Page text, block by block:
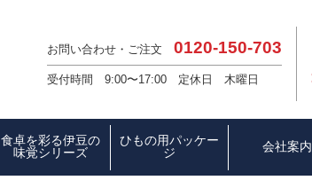
お問い合わせ・ご注文 0120-150-703
受付時間 9:00〜17:00 定休日 木曜日
食卓を彩る伊豆の
味覚シリーズ
ひもの用パッケー
ジ
会社案内